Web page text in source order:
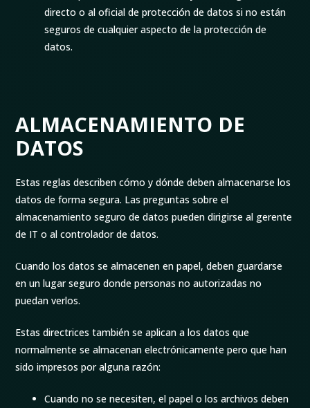
directo o al oficial de protección de datos si no están
seguros de cualquier aspecto de la protección de
datos.
ALMACENAMIENTO DE
DATOS
Estas reglas describen cómo y dónde deben almacenarse los
datos de forma segura. Las preguntas sobre el
almacenamiento seguro de datos pueden dirigirse al gerente
de IT o al controlador de datos.
Cuando los datos se almacenen en papel, deben guardarse
en un lugar seguro donde personas no autorizadas no
puedan verlos.
Estas directrices también se aplican a los datos que
normalmente se almacenan electrónicamente pero que han
sido impresos por alguna razón:
Cuando no se necesiten, el papel o los archivos deben